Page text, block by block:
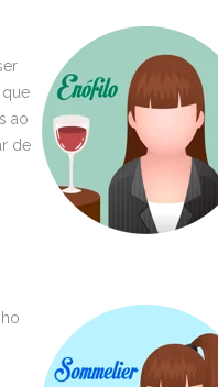
ao
de